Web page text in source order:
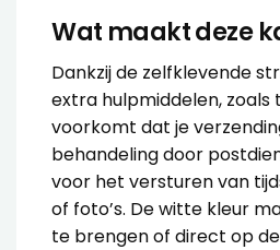
Wat maakt deze
Dankzij de zelfklevende
extra hulpmiddelen,
voorkomt dat je
behandeling door
voor het versturen van
of foto’s. De witte kleur
te brengen of direct op